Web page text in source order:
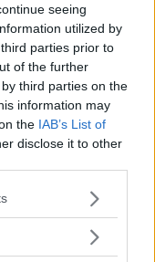
seeing
utilized by
parties prior to
of the further
third parties on the
information may
the IAB’s List of
disclose it to other
or more Google
You may click to
som
att söka en ny
man alltid få
kapacitetsproblem